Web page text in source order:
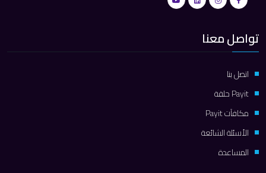
تواصل معنا
اتصل بنا
Payit حلقة
مكافآت Payit
الأسئلة الشائعة
المساعدة